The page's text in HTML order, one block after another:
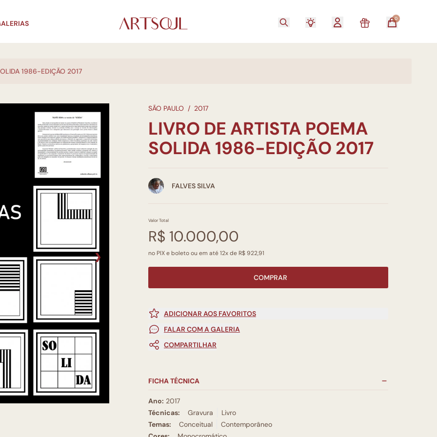
0
1986-EDIÇÃO 2017
❯
SÃO PAULO / 2017
LIVRO DE ARTISTA POEMA
SOLIDA 1986-EDIÇÃO 2017
FALVES SILVA
Valor Total
R$ 10.000,00
no PIX e boleto ou em até 12x de R$ 922,91
COMPRAR
ADICIONAR AOS FAVORITOS
FALAR COM A GALERIA
COMPARTILHAR
FICHA TÉCNICA
Ano: 2017
Técnicas:
Gravura
Livro
Temas:
Conceitual
Contemporâneo